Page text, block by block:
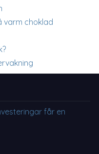
får en
varm choklad